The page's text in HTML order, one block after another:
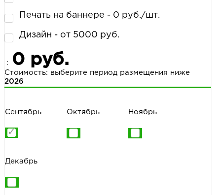
Печать на баннере - 0 руб./шт.
Дизайн - от 5000 руб.
: 0 руб.
Стоимость: выберите период размещения ниже
2026
Сентябрь Октябрь Ноябрь
Декабрь